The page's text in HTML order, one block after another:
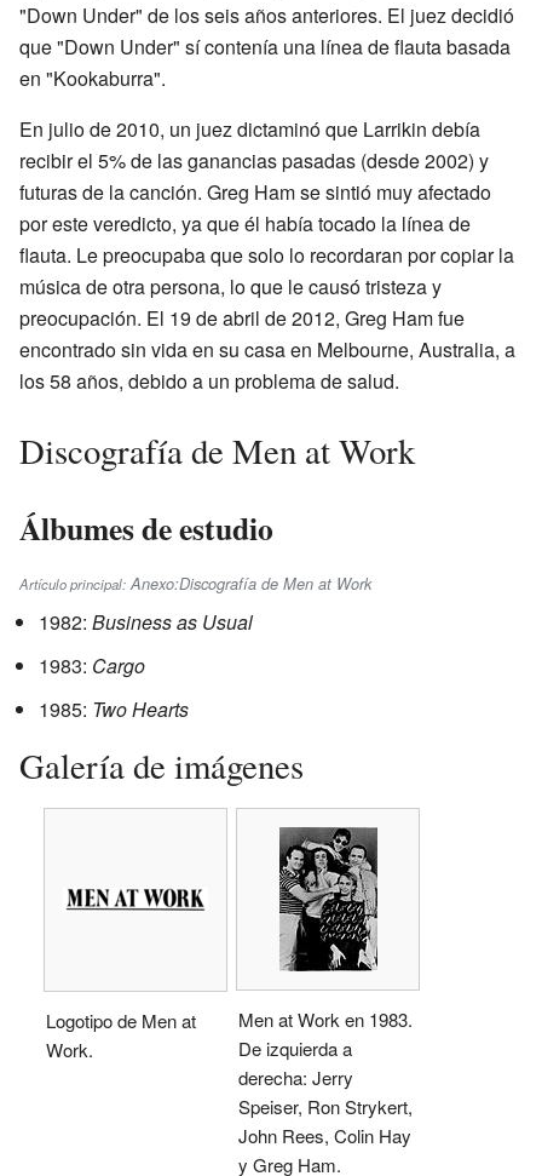
"Down Under" de los seis años anteriores. El juez decidió
que "Down Under" sí contenía una línea de flauta basada
en "Kookaburra".
En julio de 2010, un juez dictaminó que Larrikin debía
recibir el 5% de las ganancias pasadas (desde 2002) y
futuras de la canción. Greg Ham se sintió muy afectado
por este veredicto, ya que él había tocado la línea de
flauta. Le preocupaba que solo lo recordaran por copiar la
música de otra persona, lo que le causó tristeza y
preocupación. El 19 de abril de 2012, Greg Ham fue
encontrado sin vida en su casa en Melbourne, Australia, a
los 58 años, debido a un problema de salud.
Discografía de Men at Work
Álbumes de estudio
Artículo principal: Anexo:Discografía de Men at Work
1982: Business as Usual
1983: Cargo
1985: Two Hearts
Galería de imágenes
Logotipo de Men at
Work.
Men at Work en 1983.
De izquierda a
derecha: Jerry
Speiser, Ron Strykert,
John Rees, Colin Hay
y Greg Ham.